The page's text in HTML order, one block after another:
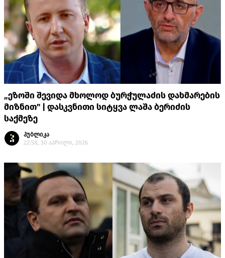
„ეზოში შევიდა მხოლოდ ბურჭულაძის დახმარების
მიზნით" | დასკვნითი სიტყვა ლაშა ბერიძის
საქმეზე
პუბლიკა
22:58, 30 აპრილი, 2026